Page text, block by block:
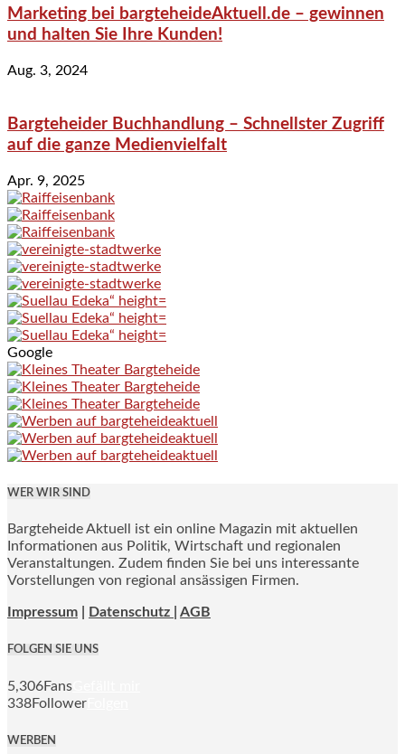
Marketing bei bargteheideAktuell.de – gewinnen
und halten Sie Ihre Kunden!
Aug. 3, 2024
Bargteheider Buchhandlung – Schnellster Zugriff
auf die ganze Medienvielfalt
Apr. 9, 2025
Google
WER WIR SIND
Bargteheide Aktuell ist ein online Magazin mit aktuellen
Informationen aus Politik, Wirtschaft und regionalen
Veranstaltungen. Zudem finden Sie bei uns interessante
Vorstellungen von regional ansässigen Firmen.
Impressum Datenschutz | AGB
FOLGEN SIE UNS
5,306Fans
338Follower
WERBEN